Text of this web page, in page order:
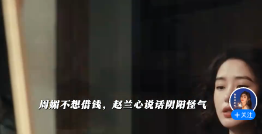
关注